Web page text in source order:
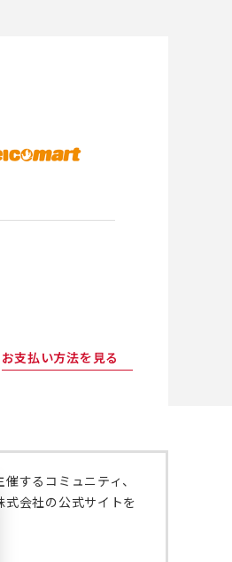
お支払い方法を見る
するコミュニティ、
式会社の公式サイトを